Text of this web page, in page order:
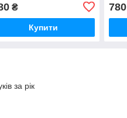
₴
Купити
780
за рік